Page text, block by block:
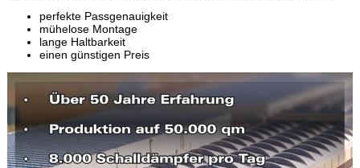
perfekte Passgenauigkeit
mühelose Montage
lange Haltbarkeit
einen günstigen Preis